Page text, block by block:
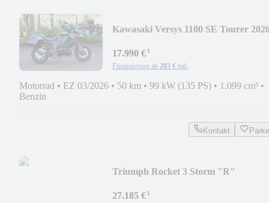
Kawasaki Versys 1100 SE Tourer
17.990 €¹
Finanzierung ab 203 € mtl.
Motorrad • EZ 03/2026 • 50 km • 99 kW (135 PS) • 1.099 cm³ •
Benzin
Kontakt
Triumph Rocket 3 Storm "R"
27.185 €¹